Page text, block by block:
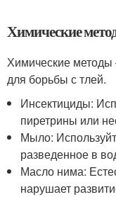
Химические
Химические методы
для борьбы с тлей.
Инсектициды:
пиретрины или
Мыло:
разведенное в
Масло нима:
нарушает